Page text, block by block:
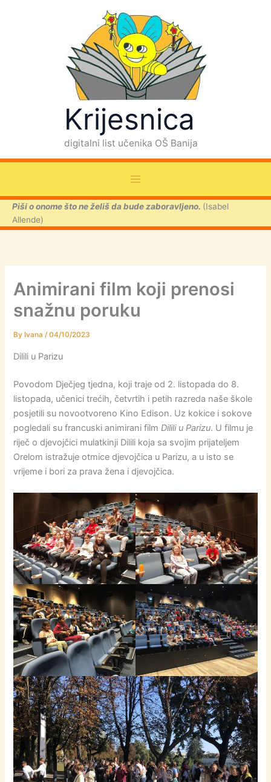
Krijesnica
digitalni list učenika OŠ Banija
Piši o onome što ne želiš da bude zaboravljeno. (Isabel
Allende)
Animirani film koji prenosi
snažnu poruku
By Ivana/04/10/2023
Dilili u Parizu
Povodom Dječjeg tjedna, koji traje od 2. listopada do 8.
listopada, učenici trećih, četvrtih i petih razreda naše škole
posjetili su novootvoreno Kino Edison. Uz kokice i sokove
pogledali su francuski animirani filmDilili u Parizu. U filmu je
riječ o djevojčici mulatkinji Dilili koja sa svojim prijateljem
Orelom istražuje otmice djevojčica u Parizu, a u isto se
vrijeme i bori za prava žena i djevojčica.